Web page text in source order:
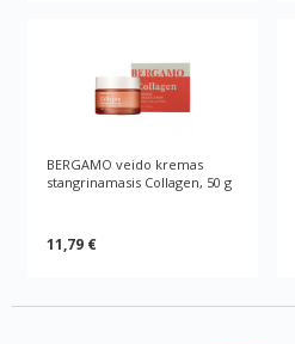
BERGAMO veido kremas
stangrinamasis Collagen, 50 g
11,79 €